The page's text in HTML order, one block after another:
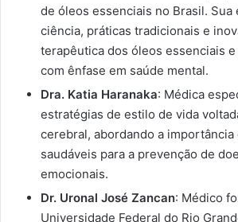
de óleos essenciais no Brasil.
ciência, práticas tradicionais e
terapêutica dos óleos essenciais
com ênfase em saúde mental.
Dra. Katia Haranaka: Médica
estratégias de estilo de vida
cerebral, abordando a importância
saudáveis para a prevenção de
emocionais.
Dr. Uronal José Zancan: Médico
Universidade Federal do Rio